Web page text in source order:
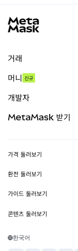
거래
무기한 선물
실물자산
머니 신규
개발자
MetaMask Connect
Snaps
웹3 서비스
MetaMask 받기
보안
고객 지원
채용
가격 둘러보기
이더리움 가격
솔라나 가격
테더 가격
환전 둘러보기
ETH를 USD로 환전
USDT를 INR로 환전
BTC를 INR로 환전
가이드 둘러보기
ETH 매수
콘텐츠 둘러보기
솔라나 지갑
한국어